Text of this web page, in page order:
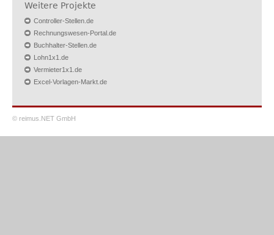
Weitere Projekte
Controller-Stellen.de
Rechnungswesen-Portal.de
Buchhalter-Stellen.de
Lohn1x1.de
Vermieter1x1.de
Excel-Vorlagen-Markt.de
© reimus.NET GmbH